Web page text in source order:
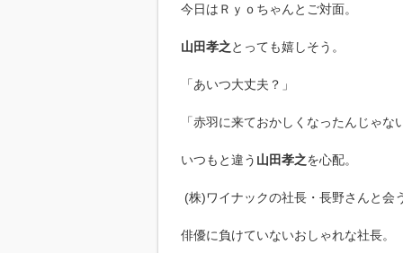
今日はＲｙｏちゃんとご対面。
山田孝之とっても嬉しそう。
「あいつ大丈夫？」
「赤羽に来ておかしくなったんじゃな
いつもと違う 山田孝之を心配。
(株)ワイナックの社長・長野さんと会う
俳優に負けていないおしゃれな社長。